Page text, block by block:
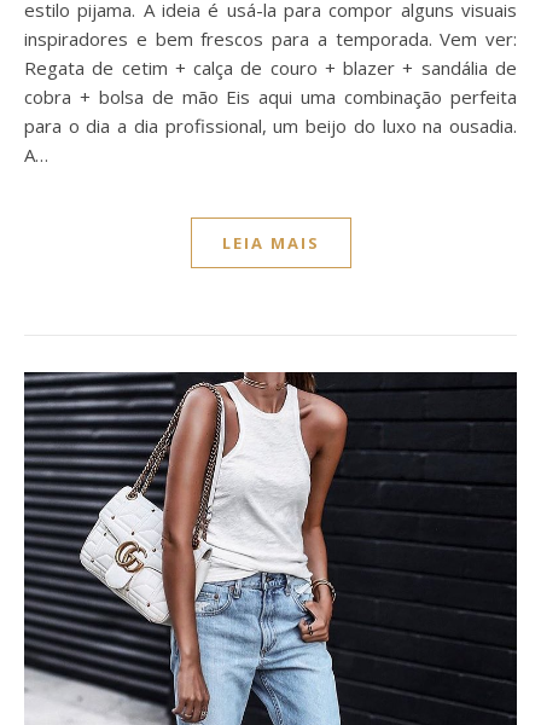
estilo pijama. A ideia é usá-la para compor alguns visuais
inspiradores e bem frescos para a temporada. Vem ver:
Regata de cetim + calça de couro + blazer + sandália de
cobra + bolsa de mão Eis aqui uma combinação perfeita
para o dia a dia profissional, um beijo do luxo na ousadia.
A…
LEIA MAIS